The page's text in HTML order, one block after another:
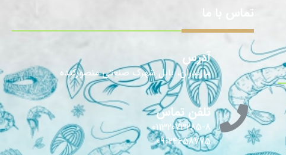
تماس با ما
آدرس
مازندران، بابل شهرک صنعتی منصورکنده
تلفن تماس
01132073285-8
09024658775